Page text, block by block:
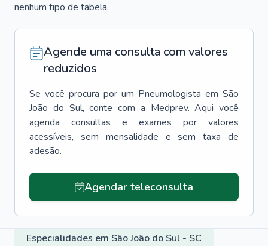
nenhum tipo de tabela.
Agende uma consulta com valores
reduzidos
Se você procura por um Pneumologista em São
João do Sul, conte com a Medprev. Aqui você
agenda consultas e exames por valores
acessíveis, sem mensalidade e sem taxa de
adesão.
Agendar teleconsulta
Especialidades em São João do Sul - SC